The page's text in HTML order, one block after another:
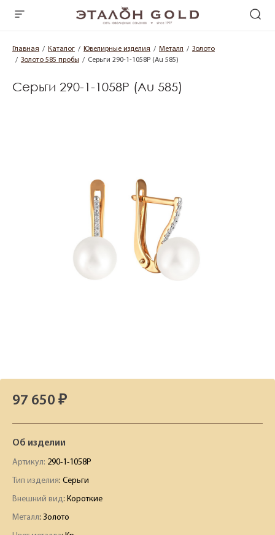
Главная Каталог Ювелирные изделия Металл
Золото
Золото 585 пробы
Серьги 290-1-1058Р (Au 585)
Серьги 290-1-1058Р (Au 585)
97 650 ₽
Об изделии
Артикул: 290-1-1058Р
Тип изделия: Серьги
Внешний вид: Короткие
Металл: Золото